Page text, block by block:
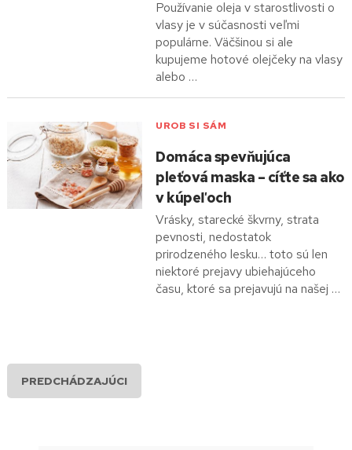
Používanie oleja v starostlivosti o
vlasy je v súčasnosti veľmi
populárne. Väčšinou si ale
kupujeme hotové olejčeky na vlasy
alebo …
UROB SI SÁM
Domáca spevňujúca
pleťová maska – cíťte sa ako
v kúpeľoch
Vrásky, starecké škvrny, strata
pevnosti, nedostatok
prirodzeného lesku… toto sú len
niektoré prejavy ubiehajúceho
času, ktoré sa prejavujú na našej …
PREDCHÁDZAJÚCI